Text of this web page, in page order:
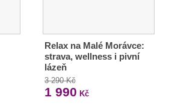
Relax na Malé Morávce:
strava, wellness i pivní
lázeň
3 290 Kč
1 990 Kč